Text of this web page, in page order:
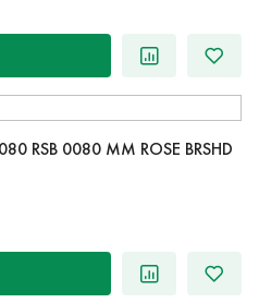
Мебельная ручка SY6530 0080 RSB 0080 MM ROSE BRSHD